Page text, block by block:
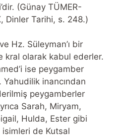
(Günay TÜMER-
Dinler Tarihi, s. 248.)
Hz. Süleyman’ı bir
kral olarak kabul ederler.
ise peygamber
inancından
peygamberler
Sarah, Miryam,
Hulda, Ester gibi
isimleri de Kutsal